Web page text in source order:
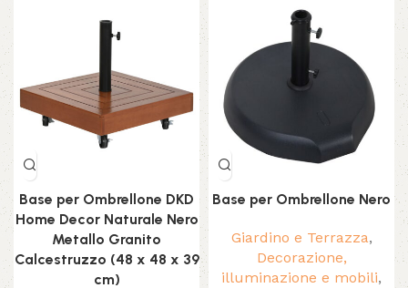
Base per Ombrellone DKD
Home Decor Naturale Nero
Metallo Granito
Calcestruzzo (48 x 48 x 39
cm)
Base per Ombrellone Nero
Giardino e Terrazza,
Decorazione,
illuminazione e mobili,